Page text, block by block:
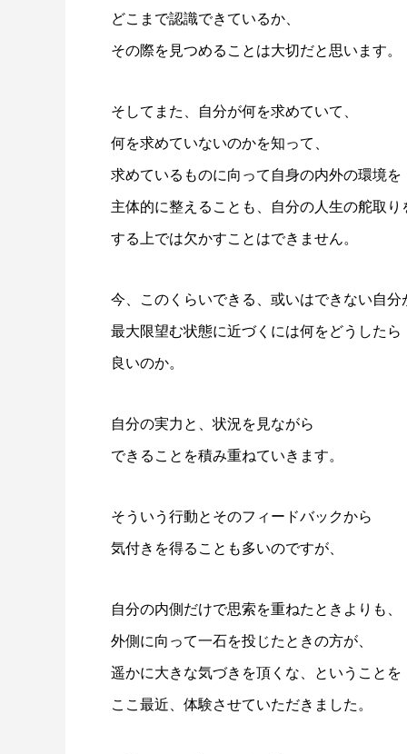
どこまで認識できているか、
その際を見つめることは大切だと思います。
そしてまた、自分が何を求めていて、
何を求めていないのかを知って、
求めているものに向って自身の内外の環境を
主体的に整えることも、自分の人生の舵取り
する上では欠かすことはできません。
今、このくらいできる、或いはできない自分
最大限望む状態に近づくには何をどうしたら
良いのか。
自分の実力と、状況を見ながら
できることを積み重ねていきます。
そういう行動とそのフィードバックから
気付きを得ることも多いのですが、
自分の内側だけで思索を重ねたときよりも、
外側に向って一石を投じたときの方が、
遥かに大きな気づきを頂くな、ということを
ここ最近、体験させていただきました。